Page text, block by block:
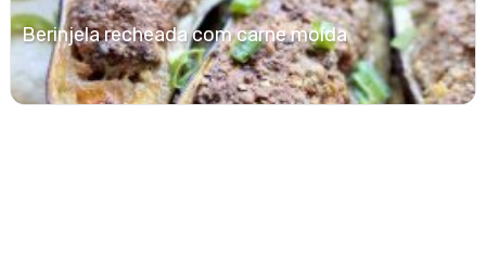
Berinjela recheada com carne moída